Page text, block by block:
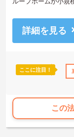
格OK ブランクOK
ただけます。ご利用
ど、どんな方とも
詳細を見る
ここに注目！
この